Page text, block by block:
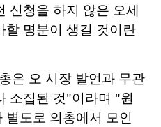
신청을 하지 않은 오세
할 명분이 생길 것이란
은 오 시장 발언과 무관
소집된 것"이라며 "원
도로 의총에서 모인